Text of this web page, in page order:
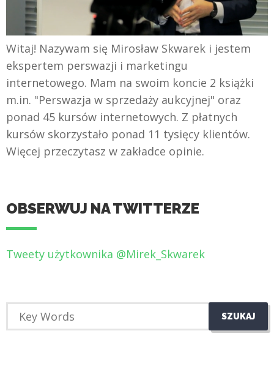
Witaj! Nazywam się Mirosław Skwarek i jestem
ekspertem perswazji i marketingu
internetowego. Mam na swoim koncie 2 książki
m.in. "Perswazja w sprzedaży aukcyjnej" oraz
ponad 45 kursów internetowych. Z płatnych
kursów skorzystało ponad 11 tysięcy klientów.
Więcej przeczytasz w zakładce opinie.
OBSERWUJ NA TWITTERZE
Tweety użytkownika @Mirek_Skwarek